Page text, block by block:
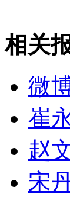
女孩北京
无痛分娩
相关
微
崔
赵
宋